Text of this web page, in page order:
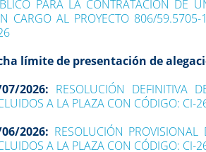
PARA LA CONTRATACIÓN DE
CARGO AL PROYECTO 806/
límite de presentación de
2026: RESOLUCIÓN DEFINITIVA
A LA PLAZA CON CÓDIGO: CI-
2026: RESOLUCIÓN
A LA PLAZA CON CÓDIGO: CI-